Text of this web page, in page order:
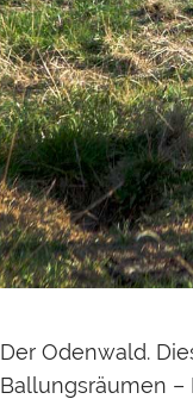
Der Odenwald.
Ballungsräumen